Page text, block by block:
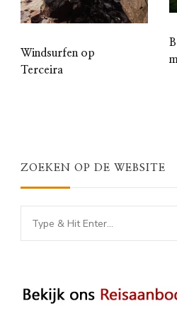
Windsurfen op
Terceira
ZOEKEN OP DE WEBSITE
Looking
for